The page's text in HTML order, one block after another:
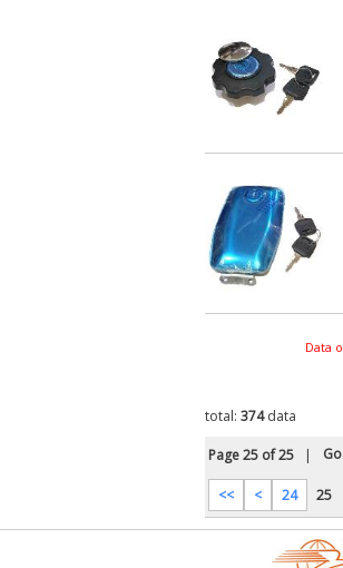
Data
total: 374data
Page 25 of 25 |
<< < 24 25